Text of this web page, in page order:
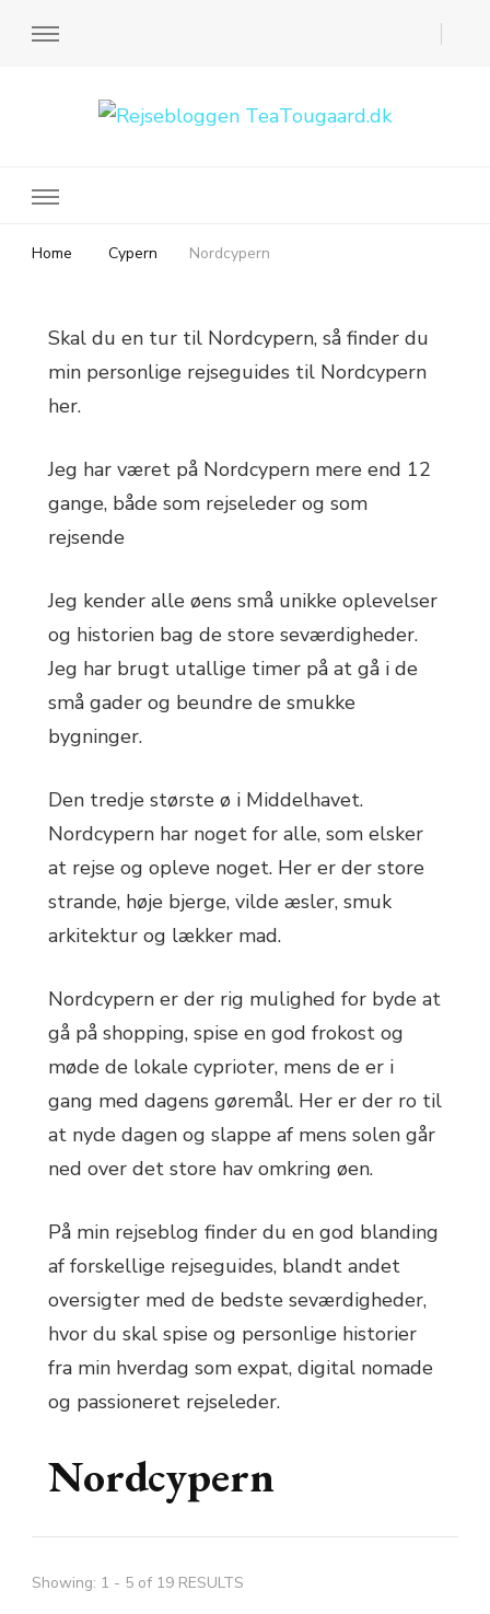
Home Cypern Nordcypern
Skal du en tur til Nordcypern, så finder du
min personlige rejseguides til Nordcypern
her.
Jeg har været på Nordcypern mere end 12
gange, både som rejseleder og som
rejsende
Jeg kender alle øens små unikke oplevelser
og historien bag de store seværdigheder.
Jeg har brugt utallige timer på at gå i de
små gader og beundre de smukke
bygninger.
Den tredje største ø i Middelhavet.
Nordcypern har noget for alle, som elsker
at rejse og opleve noget. Her er der store
strande, høje bjerge, vilde æsler, smuk
arkitektur og lækker mad.
Nordcypern er der rig mulighed for byde at
gå på shopping, spise en god frokost og
møde de lokale cyprioter, mens de er i
gang med dagens gøremål. Her er der ro til
at nyde dagen og slappe af mens solen går
ned over det store hav omkring øen.
På min rejseblog finder du en god blanding
af forskellige rejseguides, blandt andet
oversigter med de bedste seværdigheder,
hvor du skal spise og personlige historier
fra min hverdag som expat, digital nomade
og passioneret rejseleder.
Nordcypern
Showing: 1 - 5 of 19 RESULTS